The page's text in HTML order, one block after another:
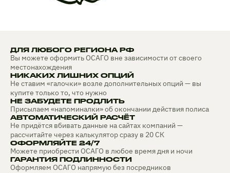
ДЛЯ ЛЮБОГО РЕГИОНА РФ
Вы можете оформить ОСАГО вне зависимости от своего
местонахождения
НИКАКИХ ЛИШНИХ ОПЦИЙ
Не ставим «галочки» возле дополнительных опций — вы
купите только то, что нужно
НЕ ЗАБУДЕТЕ ПРОДЛИТЬ
Присылаем «напоминалки» об окончании действия полиса
АВТОМАТИЧЕСКИЙ РАСЧЁТ
Не придётся вбивать данные на сайтах компаний —
рассчитайте через калькулятор сразу в 20 СК
ОФОРМЛЯЙТЕ 24/7
Можете приобрести ОСАГО в любое время дня и ночи
ГАРАНТИЯ ПОДЛИННОСТИ
Оформляем ОСАГО напрямую без посредников